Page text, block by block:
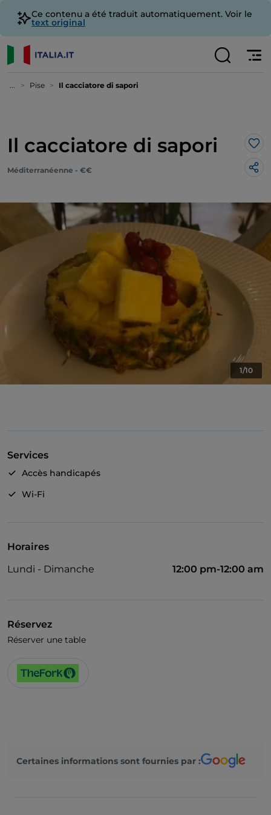
Ce contenu a été traduit automatiquement. Voir le
text original
... Pise Il cacciatore di sapori
Il cacciatore di sapori
Méditerranéenne - €€
1/10
Services
Accès handicapés
Wi-Fi
Horaires
Lundi - Dimanche
12:00 pm-12:00 am
Réservez
Réserver une table
Certaines informations sont fournies par :